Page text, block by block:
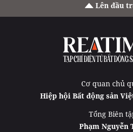
Lên đầu
Cơ quan chủ
Hiệp hội Bất động sản
Tổng Biên
Phạm Nguyễn